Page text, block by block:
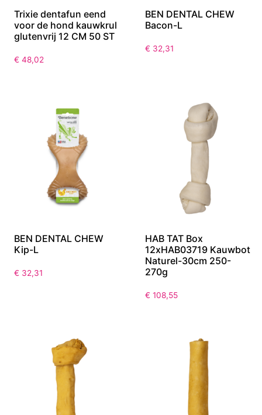
Trixie dentafun eend
voor de hond kauwkrul
glutenvrij 12 CM 50 ST
€ 48,02
BEN DENTAL CHEW
Bacon-L
€ 32,31
BEN DENTAL CHEW
Kip-L
€ 32,31
HAB TAT Box
12xHAB03719 Kauwbot
Naturel-30cm 250-
270g
€ 108,55